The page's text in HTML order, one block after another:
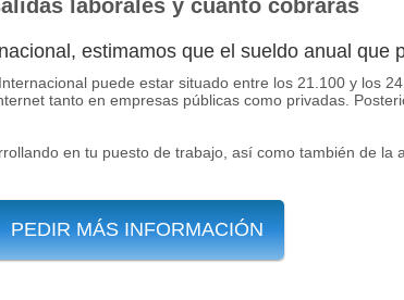
laborales y cuánto cobrarás
estimamos que el sueldo anual que
puede estar situado entre los 21.100 y los
tanto en empresas públicas como privadas.
en tu puesto de trabajo, así como también de la
PEDIR MÁS INFORMACIÓN